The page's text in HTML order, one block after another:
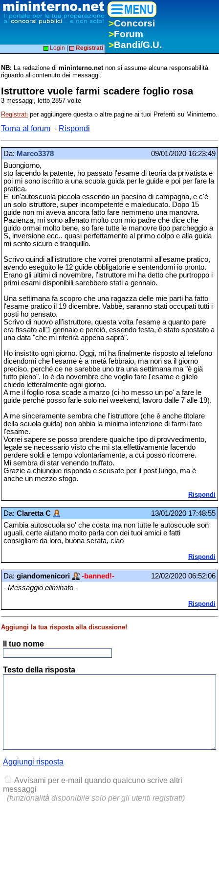
>Concorsi
>Forum
>Bandi/G.U.
Login Registrati
NB: La redazione di mininterno.netnon si assume alcuna responsabilità
riguardo al contenuto dei messaggi.
Istruttore vuole farmi scadere foglio rosa
3 messaggi, letto 2857 volte
Registrati per aggiungere questa o altre pagine ai tuoi Preferiti su Mininterno.
Torna al forum - Rispondi
Da: Marco3378
09/01/2020 16:23:49
Buongiorno,
sto facendo la patente, ho passato l'esame di teoria da privatista e
poi mi sono iscritto a una scuola guida per le guide e poi per fare la
pratica.
E' un'autoscuola piccola essendo un paesino di campagna, e c'è
un solo istruttore, super incompetente e maleducato. Dopo 15
guide non mi aveva ancora fatto fare nemmeno una manovra.
Pazienza, mi sono allenato molto con mio padre che dice che
guido ormai molto bene, so fare tutte le manovre tipo parcheggio a
S, inversione ecc.. quasi perfettamente al primo colpo e alla guida
mi sento sicuro e tranquillo.
Scrivo quindi all'istruttore che vorrei prenotarmi all'esame pratico,
avendo eseguito le 12 guide obbligatorie e sentendomi io pronto.
Erano gli ultimi di novembre, l'istruttore mi ha detto che purtroppo i
primi esami disponibili sarebbero stati a gennaio.
Una settimana fa scopro che una ragazza delle mie parti ha fatto
l'esame pratico il 19 dicembre. Vabbè, saranno stati occupati tutti i
posti ho pensato.
Scrivo di nuovo all'istruttore, questa volta l'esame a quanto pare
era fissato all'1 gennaio e perciò, essendo festa, è stato spostato a
una data "che mi riferirà appena saprà".
Ho insistito ogni giorno. Oggi, mi ha finalmente risposto al telefono
dicendomi che l'esame è a metà febbraio, ma non sa il giorno
preciso, perché ce ne sarebbe uno tra una settimana ma "è già
tutto pieno". Io è da novembre che voglio fare l'esame e glielo
chiedo letteralmente ogni giorno.
A me il foglio rosa scade a marzo (ci ho messo un po' a fare le
guide perché posso farle solo nei weekend, lavoro dalle 7 alle 19).
A me sinceramente sembra che l'istruttore (che è anche titolare
della scuola guida) non abbia la minima intenzione di farmi fare
l'esame.
Vorrei sapere se posso prendere qualche tipo di provvedimento,
legale se necessario visto che mi sta effettivamente facendo
perdere soldi e tempo volontariamente, a cui posso ricorrere.
Mi sembra di star venendo truffato.
Grazie a chiunque risponda e scusate per il post lungo, ma è
anche un mezzo sfogo.
Rispondi
Da: Claretta C
13/01/2020 17:48:55
Cambia autoscuola so' che costa ma non tutte le autoscuole son
uguali, certe aiutano molto parla con dei tuoi amici e fatti
consigliare da loro, buona serata, ciao
Rispondi
Da: giandomenicori -banned!-
12/02/2020 06:52:06
- Messaggio eliminato -
Rispondi
Aggiungi la tua risposta alla discussione!
Il tuo nome
Testo della risposta
Aggiungi risposta
Avvisami per e-mail quando qualcuno scrive altri
messaggi
(funzionalità disponibile solo per gli utenti registrati)